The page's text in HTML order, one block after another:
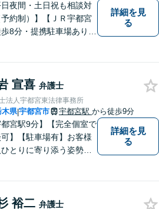
日夜間・土日祝も相談対
約制）】【ＪＲ宇都宮
8分・提携駐車場あり】
ください。
詳細を見
る
宣喜 弁護士
法人宇都宮東法律事務所
木県|宇都宮市 宇都宮駅 から徒歩9分
都宮駅9分】【完全個室で
】【駐車場有】お客様
とりに寄り添う姿勢を
だきます。「こんなこ
詳細を見
る
裕二 弁護士